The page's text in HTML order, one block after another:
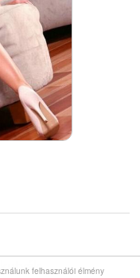
felhasználói élmény